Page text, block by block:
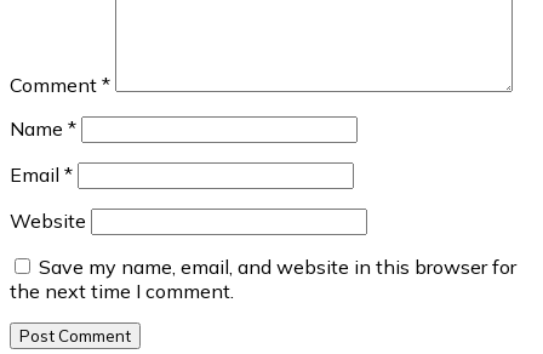
Comment *
Name *
Email *
Website
Save my name, email, and website in this browser for
the next time I comment.